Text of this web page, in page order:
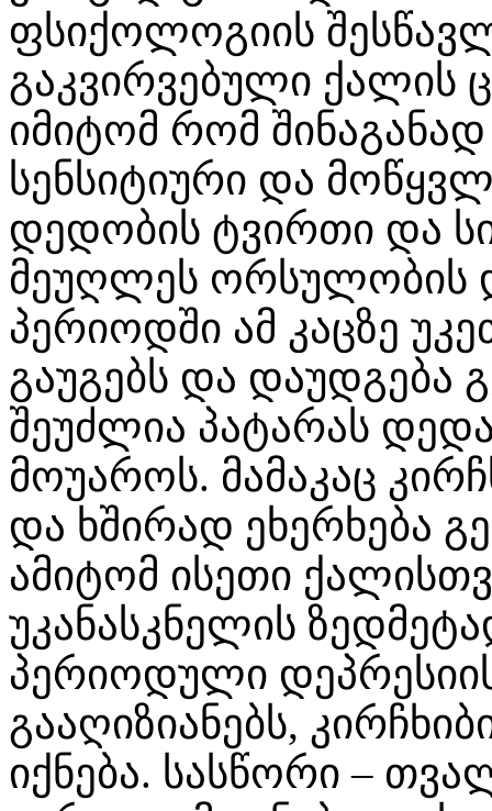
ფსიქოლოგიის
გაკვირვებული ქალის
იმიტომ რომ
სენსიტიური და
დედობის ტვირთი და
მეუღლეს ორსულობის
პერიოდში ამ კაცზე
გაუგებს და დაუდგება
შეუძლია პატარას
მოუაროს. მამაკაც
და ხშირად ეხერხება
ამიტომ ისეთი
უკანასკნელის
პერიოდული
გააღიზიანებს,
იქნება. სასწორი –